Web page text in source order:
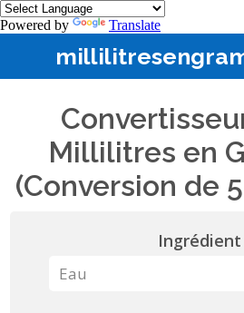
Powered by Translate
Millilitres en
(Conversion de
Ingrédient